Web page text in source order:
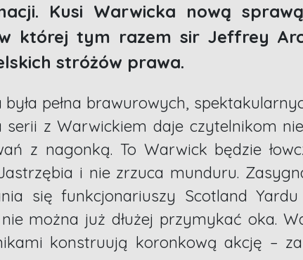
Kusi Warwicka nową
której tym razem sir Jeffrey
stróżów prawa.
pełna brawurowych,
z Warwickiem daje czytelnikom
z nagonką. To Warwick będzie
i nie zrzuca munduru.
się funkcjonariuszy Scotland
można już dłużej przymykać oka.
konstruują koronkową akcję –